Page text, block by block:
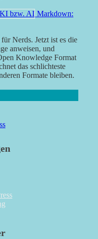
Markdown:
Nerds. Jetzt ist es die
anweisen, und
Knowledge Format
das schlichteste
Formate bleiben.